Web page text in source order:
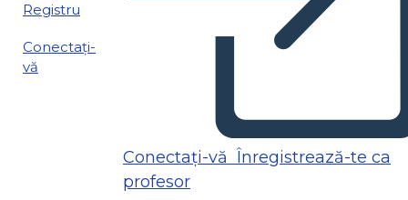
Registru
Conectați-
vă
Conectați-vă Înregistrează-te ca
profesor